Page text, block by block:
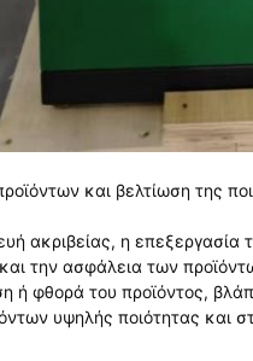
και βελτίωση της
ακριβείας, η
την ασφάλεια των
ή φθορά του προϊόντος,
υψηλής ποιότητας και